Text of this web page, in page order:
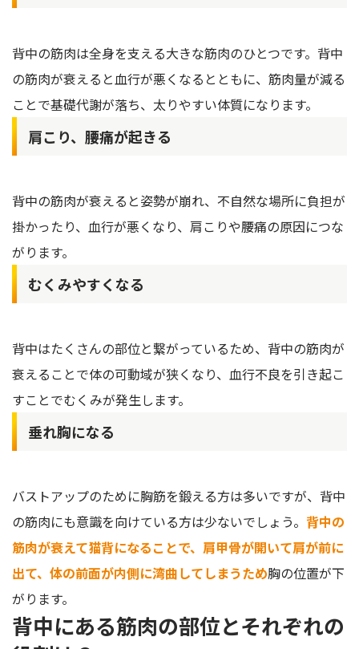
背中の筋肉は全身を支える大きな筋肉のひとつです。背中
の筋肉が衰えると血行が悪くなるとともに、筋肉量が減る
ことで基礎代謝が落ち、太りやすい体質になります。
肩こり、腰痛が起きる
背中の筋肉が衰えると姿勢が崩れ、不自然な場所に負担が
掛かったり、血行が悪くなり、肩こりや腰痛の原因につな
がります。
むくみやすくなる
背中はたくさんの部位と繋がっているため、背中の筋肉が
衰えることで体の可動域が狭くなり、血行不良を引き起こ
すことでむくみが発生します。
垂れ胸になる
バストアップのために胸筋を鍛える方は多いですが、背中
の筋肉にも意識を向けている方は少ないでしょう。 背中の
筋肉が衰えて猫背になることで、肩甲骨が開いて肩が前に
出て、体の前面が内側に湾曲してしまうため胸の位置が下
がります。
背中にある筋肉の部位とそれぞれの